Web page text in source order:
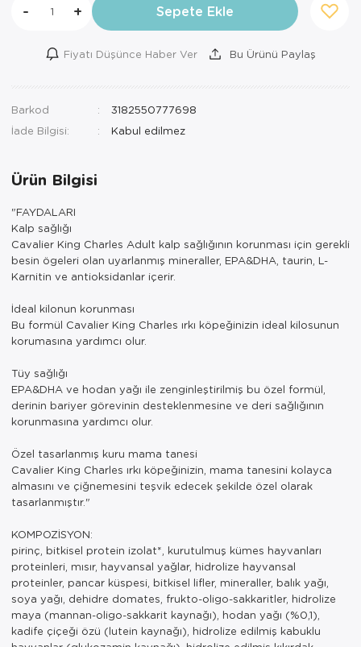
- + Sepete Ekle
Fiyatı Düşünce Haber Ver Bu Ürünü Paylaş
Barkod
3182550777698
İade Bilgisi:
Ürün Bilgisi
"FAYDALARI
Kalp sağlığı
Cavalier King Charles Adult kalp sağlığının korunması için gerekli
besin ögeleri olan uyarlanmış mineraller, EPA&DHA, taurin, L-
Karnitin ve antioksidanlar içerir.
İdeal kilonun korunması
Bu formül Cavalier King Charles ırkı köpeğinizin ideal kilosunun
korumasına yardımcı olur.
Tüy sağlığı
EPA&DHA ve hodan yağı ile zenginleştirilmiş bu özel formül,
derinin bariyer görevinin desteklenmesine ve deri sağlığının
korunmasına yardımcı olur.
Özel tasarlanmış kuru mama tanesi
Cavalier King Charles ırkı köpeğinizin, mama tanesini kolayca
almasını ve çiğnemesini teşvik edecek şekilde özel olarak
tasarlanmıştır."
KOMPOZİSYON:
pirinç, bitkisel protein izolat*, kurutulmuş kümes hayvanları
proteinleri, mısır, hayvansal yağlar, hidrolize hayvansal
proteinler, pancar küspesi, bitkisel lifler, mineraller, balık yağı,
soya yağı, dehidre domates, frukto-oligo-sakkaritler, hidrolize
maya (mannan-oligo-sakkarit kaynağı), hodan yağı (%0,1),
kadife çiçeği özü (lutein kaynağı), hidrolize edilmiş kabuklu